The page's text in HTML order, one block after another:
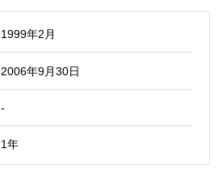
1999年2月
2006年9月30日
-
1年